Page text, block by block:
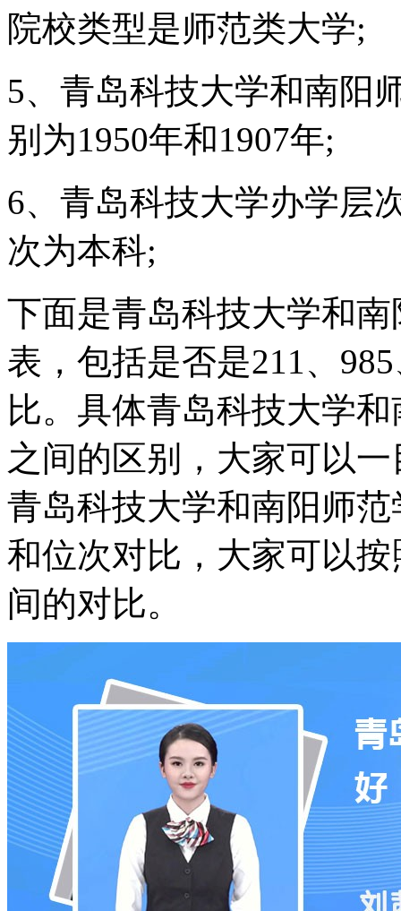
院校类型是师范类大学;
5、青岛科技大学和南阳
别为1950年和1907年;
6、青岛科技大学办学层
次为本科;
下面是青岛科技大学和
表，包括是否是211、
比。具体青岛科技大学
之间的区别，大家可以
青岛科技大学和南阳师
和位次对比，大家可以
间的对比。